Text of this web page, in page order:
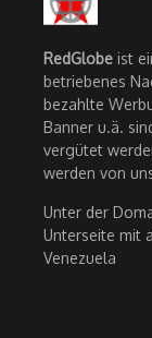
RedGlobe ist
betriebenes
bezahlte
Banner u.ä.
vergütet
werden von
Unter der
Unterseite mit
Venezuela